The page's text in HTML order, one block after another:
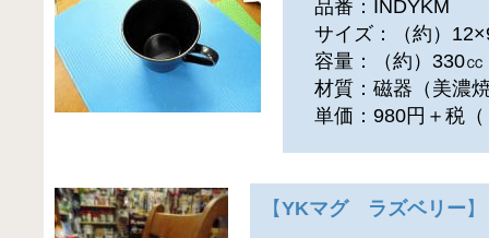
品番：INDYKM
サイズ：（約）
容量：（約）330㏄
材質：磁器（美濃
単価：980円＋税（
【YKマグ ラズベリー 】